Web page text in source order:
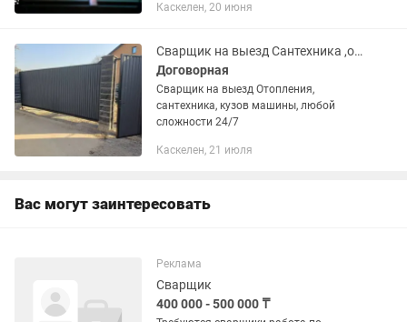
Каскелен, 20 июня
Сварщик на выезд Сантехника ,отопления, кузов машины любой сложности 24/7
Договорная
Сварщик на выезд Отопления,
сантехника, кузов машины, любой
сложности 24/7
Каскелен, 21 июля
Вас могут заинтересовать
Реклама
Сварщик
400 000 - 500 000 ₸